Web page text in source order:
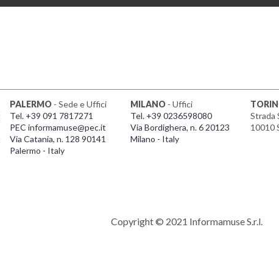
PALERMO- Sede e Uffici
Tel. +39 091 7817271
PEC informamuse@pec.it
Via Catania, n. 128 90141
Palermo - Italy
MILANO- Uffici
Tel. +39 0236598080
Via Bordighera, n. 6 20123
Milano - Italy
Strada
10010
Copyright © 2021 Informamuse S.r.l.